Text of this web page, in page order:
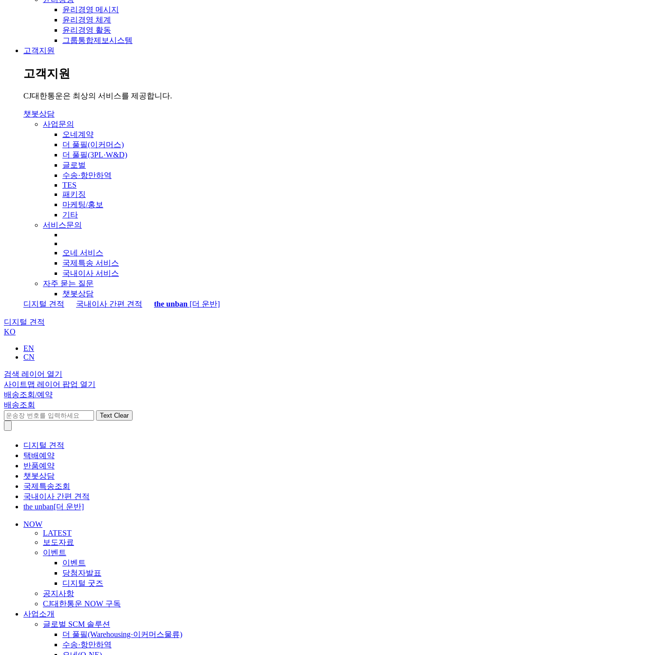
윤리경영 메시지
윤리경영 체계
윤리경영 활동
그룹통합제보시스템
고객지원
고객지원
CJ대한통운은 최상의 서비스를 제공합니다.
챗봇상담
사업문의
오네계약
더 풀필(이커머스)
더 풀필(3PL·W&D)
글로벌
수송·항만하역
TES
패키징
마케팅/홍보
기타
서비스문의
오네 서비스
국제특송 서비스
국내이사 서비스
자주 묻는 질문
챗봇상담
디지털 견적
국내이사 간편 견적 the unban [더 운반]
디지털 견적
KO
EN
CN
검색 레이어 열기
사이트맵 레이어 팝업 열기
배송조회/예약
배송조회
Text Clear
디지털 견적
택배예약
반품예약
챗봇상담
국제특송조회
국내이사 간편 견적
the unban[더 운반]
NOW
LATEST
보도자료
이벤트
이벤트
당첨자발표
디지털 굿즈
공지사항
CJ대한통운 NOW 구독
사업소개
글로벌 SCM 솔루션
더 풀필(Warehousing·이커머스물류)
수송·항만하역